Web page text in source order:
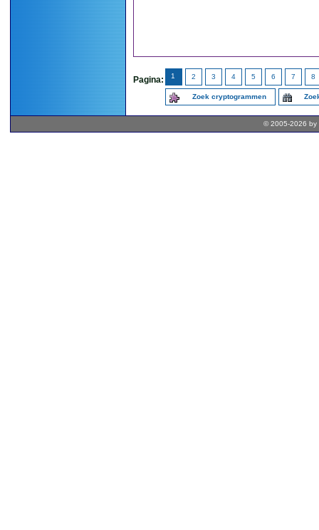
Pagina: 1 2 3 4 5 6 7 8
Zoek cryptogrammen
© 2005-2026 by